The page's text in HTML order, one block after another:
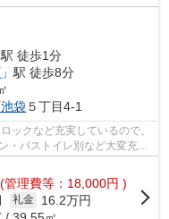
駅 徒歩1分
」駅 徒歩8分
袋５丁目4-1
ックなど充実しているので、
・バストイレ別など大変充実
(管理費等：18,000円 )
礼金
16.2万円